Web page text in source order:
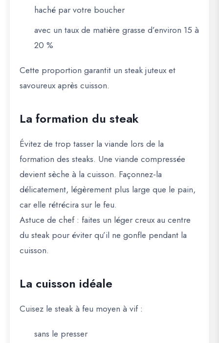
haché par votre boucher
avec un taux de matière grasse d’environ 15 à
20 %
Cette proportion garantit un steak juteux et
savoureux après cuisson.
La formation du steak
Évitez de trop tasser la viande lors de la
formation des steaks. Une viande compressée
devient sèche à la cuisson. Façonnez-la
délicatement, légèrement plus large que le pain,
car elle rétrécira sur le feu.
Astuce de chef: faites un léger creux au centre
du steak pour éviter qu’il ne gonfle pendant la
cuisson.
La cuisson idéale
Cuisez le steak à feu moyen à vif :
sans le presser